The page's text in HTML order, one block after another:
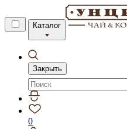
Каталог
Закрыть
0